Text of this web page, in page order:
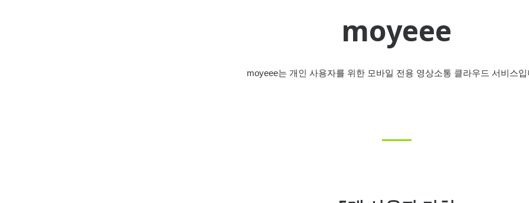
moyeee
moyeee는 개인 사용자를 위한 모바일 전용 영상소통 클라우드 서비스입